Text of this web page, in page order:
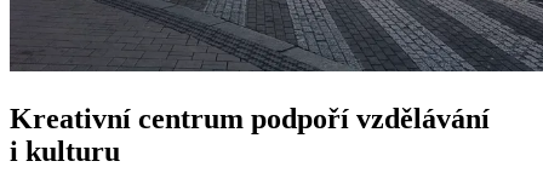
Kreativní centrum podpoří vzdělávání
i kulturu